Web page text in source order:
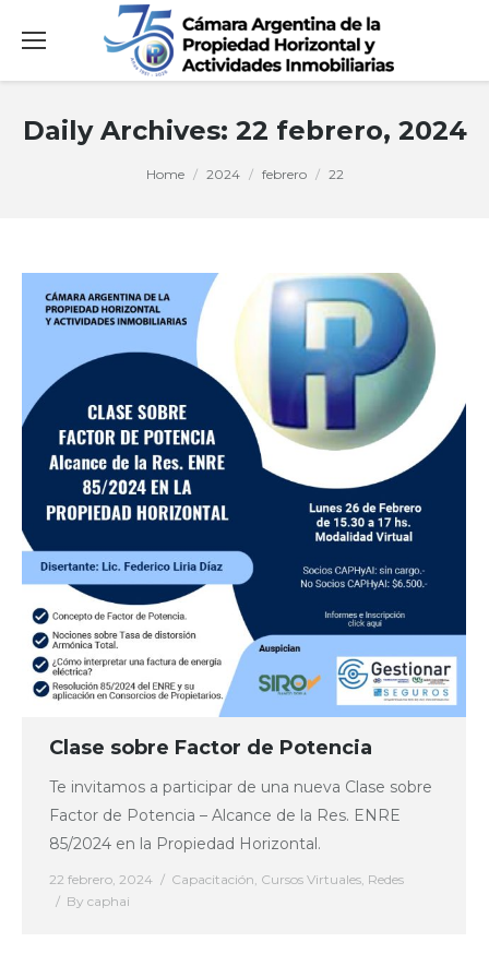
Daily Archives: 22 febrero, 2024
Home 2024 febrero 22
Clase sobre Factor de Potencia
Te invitamos a participar de una nueva Clase sobre
Factor de Potencia – Alcance de la Res. ENRE
85/2024 en la Propiedad Horizontal.
22 febrero, 2024 Capacitación, Cursos Virtuales, Redes
By caphai